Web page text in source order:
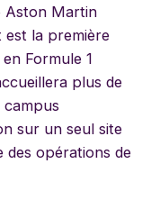
Aston Martin
est la première
Formule 1
plus de
sur un seul site
des opérations de